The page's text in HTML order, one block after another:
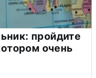
пройдите
очень